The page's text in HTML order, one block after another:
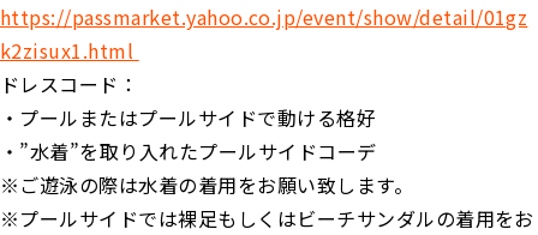
https://passmarket.yahoo.co.jp/event/show/detail/01gz
k2zisux1.html
ドレスコード：
・プールまたはプールサイドで動ける格好
・”水着”を取り入れたプールサイドコーデ
※ご遊泳の際は水着の着用をお願い致します。
※プールサイドでは裸足もしくはビーチサンダルの着用をお